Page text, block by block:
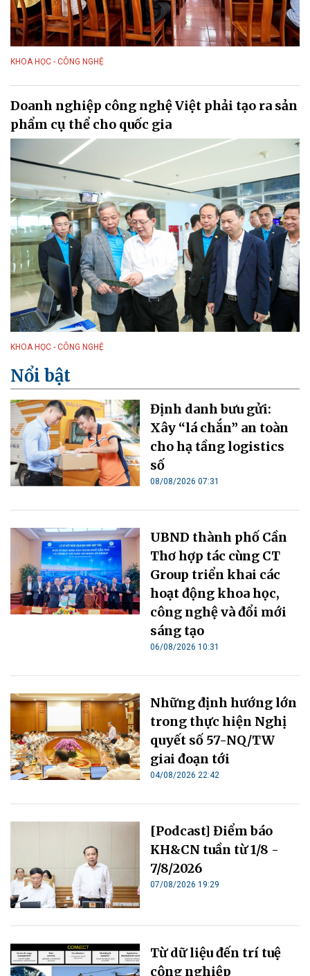
KHOA HỌC - CÔNG NGHỆ
Doanh nghiệp công nghệ Việt phải tạo ra sản
phẩm cụ thể cho quốc gia
KHOA HỌC - CÔNG NGHỆ
Nổi bật
Định danh bưu gửi:
Xây “lá chắn” an toàn
cho hạ tầng logistics
số
08/08/2026 07:31
UBND thành phố Cần
Thơ hợp tác cùng CT
Group triển khai các
hoạt động khoa học,
công nghệ và đổi mới
sáng tạo
06/08/2026 10:31
Những định hướng lớn
trong thực hiện Nghị
quyết số 57-NQ/TW
giai đoạn tới
04/08/2026 22:42
[Podcast] Điểm báo
KH&CN tuần từ 1/8 -
7/8/2026
07/08/2026 19:29
Từ dữ liệu đến trí tuệ
công nghiệp